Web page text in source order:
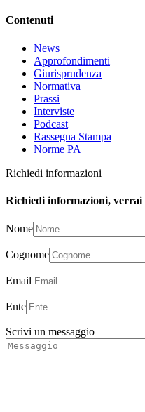
Contenuti
News
Approfondimenti
Giurisprudenza
Normativa
Prassi
Interviste
Podcast
Rassegna Stampa
Norme PA
Richiedi informazioni
Richiedi informazioni, verrai
Nome
Cognome
Email
Ente
Scrivi un messaggio